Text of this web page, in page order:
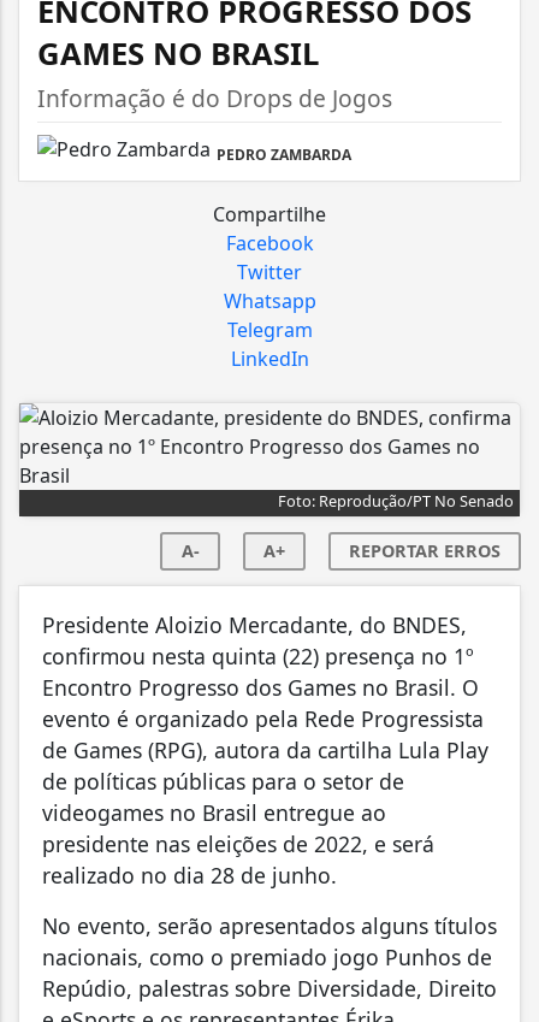
ENCONTRO PROGRESSO DOS
GAMES NO BRASIL
Informação é do Drops de Jogos
PEDRO ZAMBARDA
Compartilhe
Facebook
Twitter
Whatsapp
Telegram
LinkedIn
Foto: Reprodução/PT No Senado
A- A+ REPORTAR ERROS
Presidente Aloizio Mercadante, do BNDES,
confirmou nesta quinta (22) presença no 1º
Encontro Progresso dos Games no Brasil. O
evento é organizado pela Rede Progressista
de Games (RPG), autora da cartilha Lula Play
de políticas públicas para o setor de
videogames no Brasil entregue ao
presidente nas eleições de 2022, e será
realizado no dia 28 de junho.
No evento, serão apresentados alguns títulos
nacionais, como o premiado jogo Punhos de
Repúdio, palestras sobre Diversidade, Direito